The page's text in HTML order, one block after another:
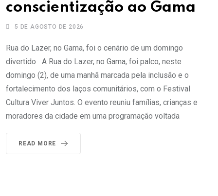
conscientização ao Gama
5 DE AGOSTO DE 2026
Rua do Lazer, no Gama, foi o cenário de um domingo
divertido A Rua do Lazer, no Gama, foi palco, neste
domingo (2), de uma manhã marcada pela inclusão e o
fortalecimento dos laços comunitários, com o Festival
Cultura Viver Juntos. O evento reuniu famílias, crianças e
moradores da cidade em uma programação voltada
READ MORE